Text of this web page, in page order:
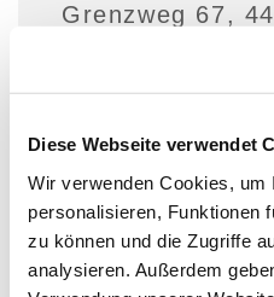
Diese Webseite verwendet
Wir verwenden Cookies, um
personalisieren, Funktionen
zu können und die Zugriffe
analysieren. Außerdem
Grenzweg 67,